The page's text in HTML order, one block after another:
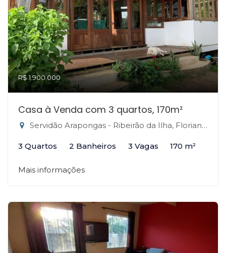
R$ 1.900.000
Casa à Venda com 3 quartos, 170m²
Servidão Arapongas - Ribeirão da Ilha, Florianópolis-SC
3 Quartos 2 Banheiros 3 Vagas 170 m²
Mais informações